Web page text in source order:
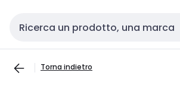
Cerca input
Torna indietro